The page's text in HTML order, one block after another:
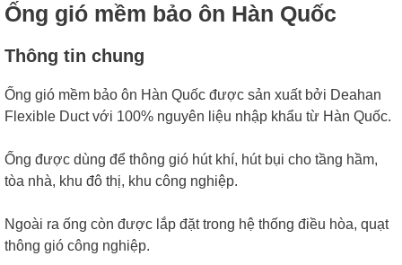
Ống gió mềm bảo ôn Hàn Quốc
Thông tin chung
Ống gió mềm bảo ôn Hàn Quốc được sản xuất bởi Deahan
Flexible Duct với 100% nguyên liệu nhập khẩu từ Hàn Quốc.
Ống được dùng để thông gió hút khí, hút bụi cho tầng hầm,
tòa nhà, khu đô thị, khu công nghiệp.
Ngoài ra ống còn được lắp đặt trong hệ thống điều hòa, quạt
thông gió công nghiệp.